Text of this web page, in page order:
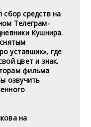
сбор средств на
Телеграм-
Кушнира.
уставших», где
цвет и знак.
фильма
озвучить
на